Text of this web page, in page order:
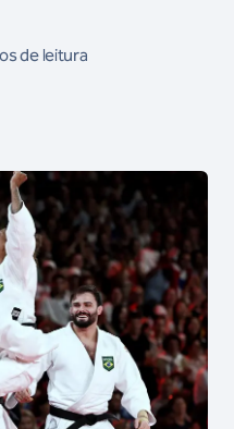
de leitura